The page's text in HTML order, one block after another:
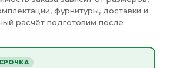
фурнитуры, доставки и
расчёт подготовим после